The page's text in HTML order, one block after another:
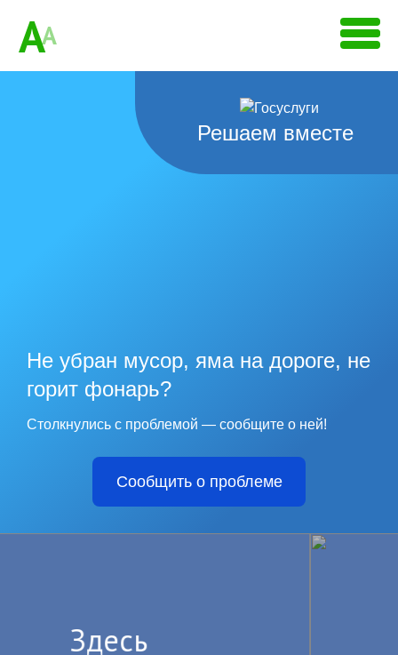
AA
Решаем вместе
Не убран мусор, яма на дороге, не
горит фонарь?
Столкнулись с проблемой — сообщите о ней!
Сообщить о проблеме